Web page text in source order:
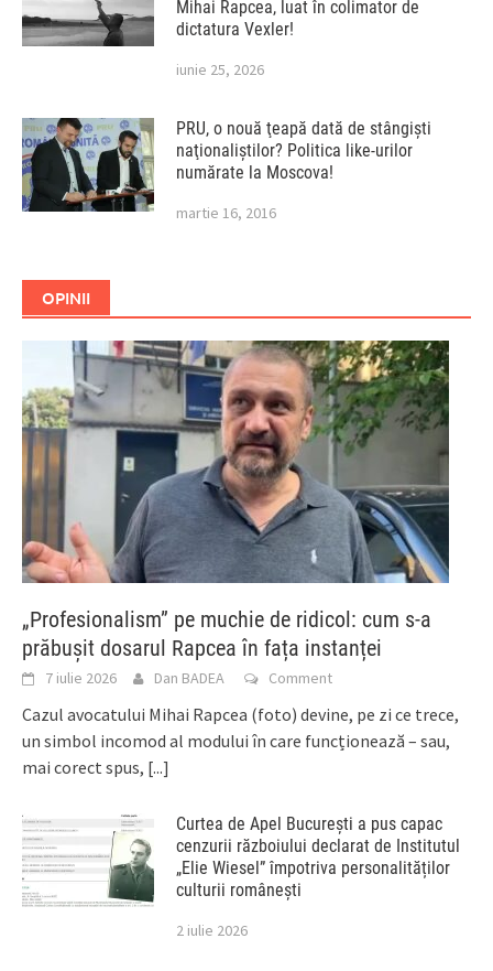
Mihai Rapcea, luat în colimator de
dictatura Vexler!
iunie 25, 2026
PRU, o nouă ţeapă dată de stângişti
naţionaliştilor? Politica like-urilor
numărate la Moscova!
martie 16, 2016
OPINII
„Profesionalism” pe muchie de ridicol: cum s-a
prăbușit dosarul Rapcea în fața instanței
7 iulie 2026 Dan BADEA Comment
Cazul avocatului Mihai Rapcea (foto) devine, pe zi ce trece,
un simbol incomod al modului în care funcționează – sau,
mai corect spus, [...]
Curtea de Apel București a pus capac
cenzurii războiului declarat de Institutul
„Elie Wiesel” împotriva personalităților
culturii românești
2 iulie 2026